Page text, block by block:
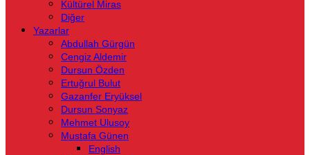
Kültürel Miras
Diğer
Yazarlar
Abdullah Gürgün
Cengiz Aldemir
Dursun Özden
Ertuğrul Bulut
Gazanfer Eryüksel
Dursun Sonyaz
Mehmet Ulusoy
Mustafa Günen
English